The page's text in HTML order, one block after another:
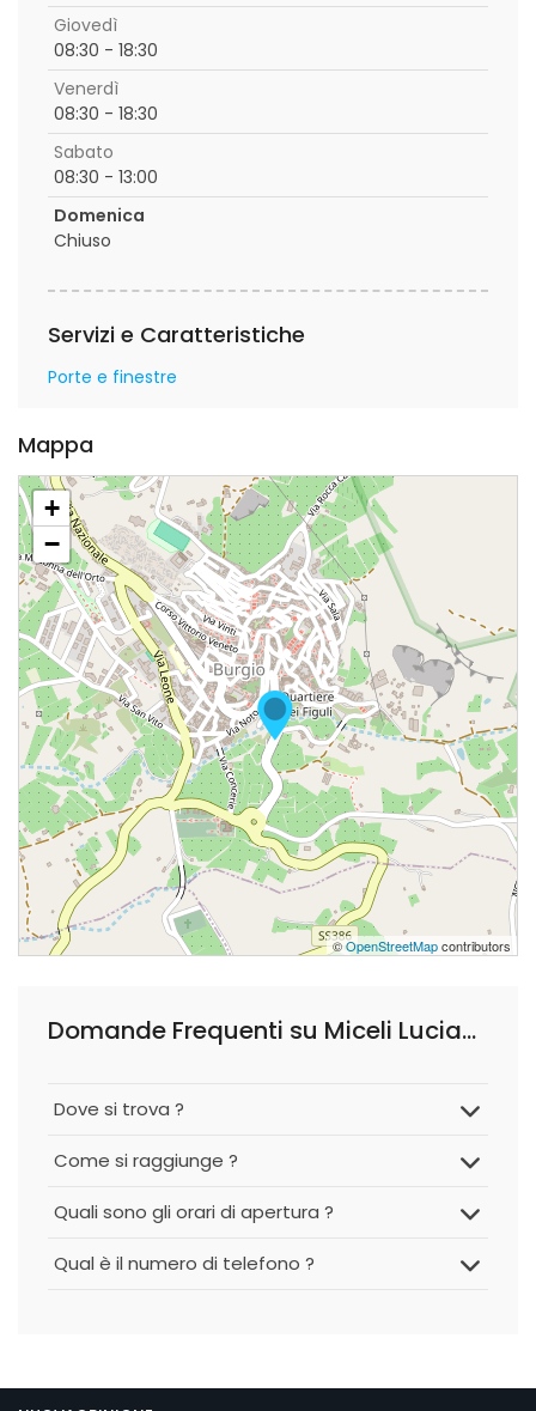
Giovedì
08:30 - 18:30
Venerdì
08:30 - 18:30
Sabato
08:30 - 13:00
Domenica
Chiuso
Servizi e Caratteristiche
Porte e finestre
Mappa
+
−
©OpenStreetMapcontributors
Domande Frequenti su Miceli Luciano
Dove si trova ?
Come si raggiunge ?
Quali sono gli orari di apertura ?
Qual è il numero di telefono ?